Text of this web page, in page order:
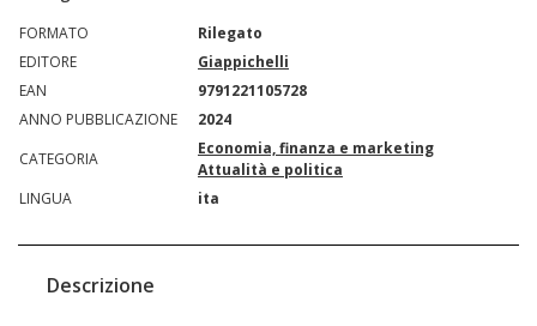
FORMATO
Rilegato
EDITORE
Giappichelli
EAN
9791221105728
ANNO PUBBLICAZIONE
2024
CATEGORIA
Economia, finanza e marketing
Attualità e politica
LINGUA
ita
Descrizione